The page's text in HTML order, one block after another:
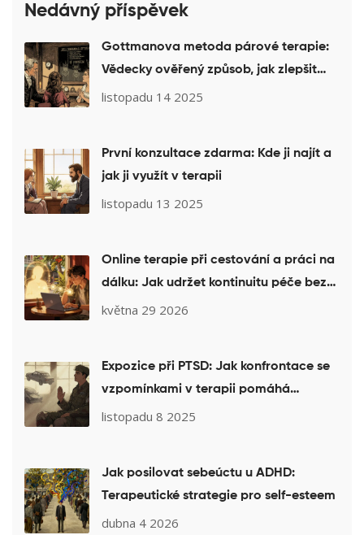
Nedávný příspěvek
Gottmanova metoda párové terapie:
Vědecky ověřený způsob, jak zlepšit
manželství
listopadu 14 2025
První konzultace zdarma: Kde ji najít a
jak ji využít v terapii
listopadu 13 2025
Online terapie při cestování a práci na
dálku: Jak udržet kontinuitu péče bez
hranic
května 29 2026
Expozice při PTSD: Jak konfrontace se
vzpomínkami v terapii pomáhá
překonat traumata
listopadu 8 2025
Jak posilovat sebeúctu u ADHD:
Terapeutické strategie pro self-esteem
dubna 4 2026